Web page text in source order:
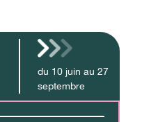
du 10 juin au 27
septembre